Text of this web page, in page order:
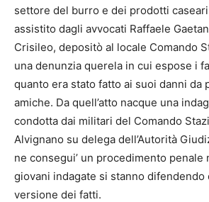
settore del burro e dei prodotti caseari
assistito dagli avvocati Raffaele
Crisileo, depositò al locale Comando
una denunzia querela in cui espose i
quanto era stato fatto ai suoi danni da
amiche. Da quell’atto nacque una
condotta dai militari del Comando
Alvignano su delega dell’Autorità
ne consegui’ un procedimento penale
giovani indagate si stanno difendendo
versione dei fatti.